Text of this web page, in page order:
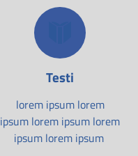
Testi
lorem ipsum lorem
ipsum lorem ipsum lorem
ipsum lorem ipsum